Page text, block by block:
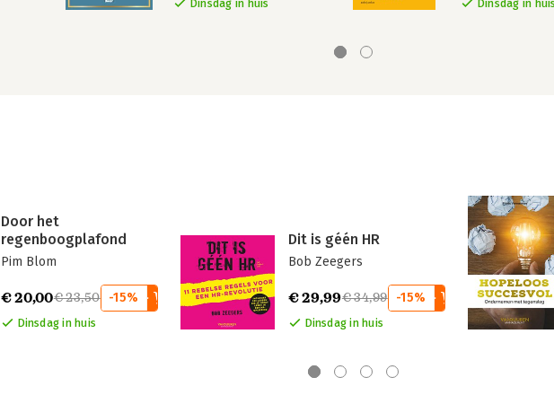
Dinsdag in huis Dinsdag in huis
Door het
regenboogplafond
Pim Blom
€ 20,00€ 23,50 -15%
Dinsdag in huis
Dit is géén HR
Bob Zeegers
€ 29,99€ 34,99 -15%
Dinsdag in huis